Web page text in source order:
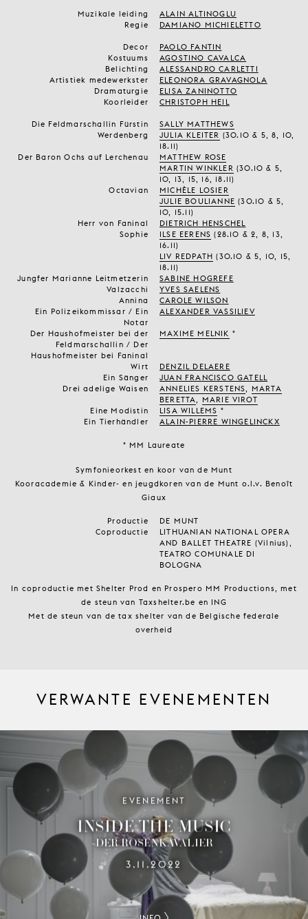
Muzikale leiding
ALAIN ALTINOGLU
Regie
DAMIANO MICHIELETTO
Decor
PAOLO FANTIN
Kostuums
AGOSTINO CAVALCA
Belichting
ALESSANDRO CARLETTI
Artistiek medewerkster
ELEONORA GRAVAGNOLA
Dramaturgie
ELISA ZANINOTTO
Koorleider
CHRISTOPH HEIL
Die Feldmarschallin Fürstin
Werdenberg
SALLY MATTHEWS
JULIA KLEITER (30.10 & 5, 8, 10,
18.11)
Der Baron Ochs auf Lerchenau
MATTHEW ROSE
MARTIN WINKLER (30.10 & 5,
10, 13, 15, 16, 18.11)
Octavian
MICHÈLE LOSIER
JULIE BOULIANNE (30.10 & 5,
10, 15.11)
Herr von Faninal
DIETRICH HENSCHEL
Sophie
ILSE EERENS (28.10 & 2, 8, 13,
16.11)
LIV REDPATH (30.10 & 5, 10, 15,
18.11)
Jungfer Marianne Leitmetzerin
SABINE HOGREFE
Valzacchi
YVES SAELENS
Annina
CAROLE WILSON
Ein Polizeikommissar / Ein
Notar
ALEXANDER VASSILIEV
Der Haushofmeister bei der
Feldmarschallin / Der
Haushofmeister bei Faninal
MAXIME MELNIK °
Wirt
DENZIL DELAERE
Ein Sänger
JUAN FRANCISCO GATELL
Drei adelige Waisen
ANNELIES KERSTENS
MARTA
BERETTA
MARIE VIROT
Eine Modistin
LISA WILLEMS °
Ein Tierhändler
ALAIN-PIERRE WINGELINCKX
° MM Laureate
Symfonieorkest en koor van de Munt
Kooracademie & Kinder- en jeugdkoren van de Munt o.l.v. Benoît
Giaux
Productie
DE MUNT
Coproductie
LITHUANIAN NATIONAL OPERA
AND BALLET THEATRE (Vilnius),
TEATRO COMUNALE DI
BOLOGNA
In coproductie met Shelter Prod en Prospero MM Productions, met
de steun van Taxshelter.be en ING
Met de steun van de tax shelter van de Belgische federale
overheid
VERWANTE EVENEMENTEN
EVENEMENT
INSIDE THE MUSIC
DER ROSENKAVALIER
3.11.2022